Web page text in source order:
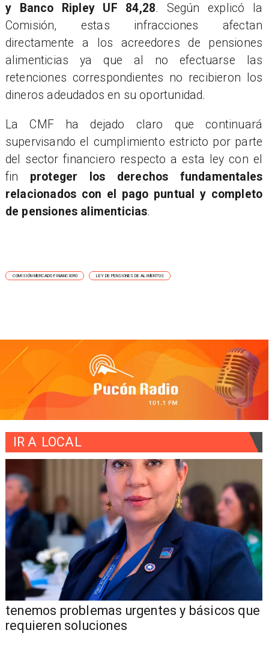
y Banco Ripley UF 84,28. Según explicó la
Comisión, estas infracciones afectan
directamente a los acreedores de pensiones
alimenticias ya que al no efectuarse las
retenciones correspondientes no recibieron los
dineros adeudados en su oportunidad.
La CMF ha dejado claro que continuará
supervisando el cumplimiento estricto por parte
del sector financiero respecto a esta ley con el
fin proteger los derechos fundamentales
relacionados con el pago puntual y completo
de pensiones alimenticias.
COMISIÓN MERCADO FINANCIERO LEY DE PENSIONES DE ALIMENTOS
IR A LOCAL
tenemos problemas urgentes y básicos que
requieren soluciones